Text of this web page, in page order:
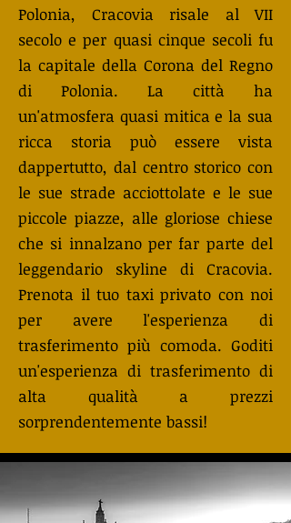
Polonia, Cracovia risale al VII
secolo e per quasi cinque secoli fu
la capitale della Corona del Regno
di Polonia. La città ha
un'atmosfera quasi mitica e la sua
ricca storia può essere vista
dappertutto, dal centro storico con
le sue strade acciottolate e le sue
piccole piazze, alle gloriose chiese
che si innalzano per far parte del
leggendario skyline di Cracovia.
Prenota il tuo taxi privato con noi
per avere l'esperienza di
trasferimento più comoda. Goditi
un'esperienza di trasferimento di
alta qualità a prezzi
sorprendentemente bassi!